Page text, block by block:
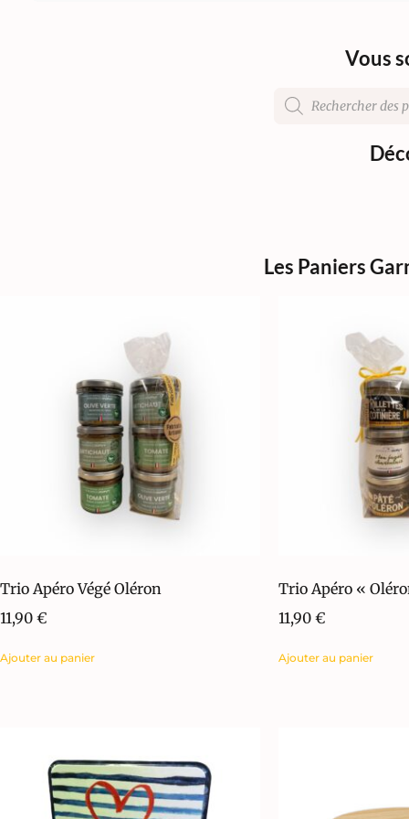
Vous
Les Paniers
Trio Apéro Végé Oléron
11,90 €
Ajouter au panier
Trio Apéro «
11,90 €
Ajouter au panier